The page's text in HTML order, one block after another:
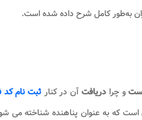
به‌طور کامل شرح داده شده است.
و چرا دریافتآن در کنار ثبت نام کد
است که به عنوان پناهنده شناخته می